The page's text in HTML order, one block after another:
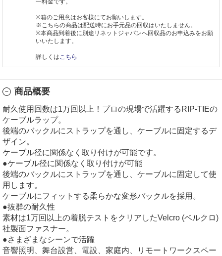
※箱のご用意はお客様にてお願いします。
※こちらの商品は配送時にお手元品の回収はいたしません。
※本商品到着後に別途リネットジャパンへ回収品のお申込みをお願
いいたします。
詳しくは こちら
商品概要
耐久使用回数は1万回以上！プロの現場で活躍するRIP-TIEの
ケーブルラップ。
後端のバックルにストラップを通し、ケーブルに固定するデ
ザイン。
ケーブル径に関係なく取り付けが可能です。
●ケーブル径に関係なく取り付けが可能
後端のバックルにストラップを通し、ケーブルに固定して使
用します。
ケーブルにフィットする柔らかな変形バックルを採用。
●抜群の耐久性
素材は1万回以上の着脱テストをクリアしたVelcro (ベルクロ)
社製面ファスナー。
●さまざまなシーンで活躍
音響照明、舞台設営、電設、家庭内、リモートワークスペー